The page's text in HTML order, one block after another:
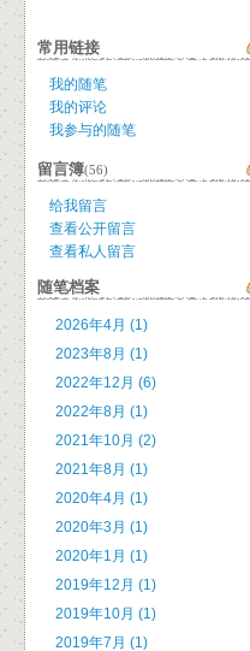
常用链接
我的随笔
我的评论
我参与的随笔
留言簿(56)
给我留言
查看公开留言
查看私人留言
随笔档案
2026年4月 (1)
2023年8月 (1)
2022年12月 (6)
2022年8月 (1)
2021年10月 (2)
2021年8月 (1)
2020年4月 (1)
2020年3月 (1)
2020年1月 (1)
2019年12月 (1)
2019年10月 (1)
2019年7月 (1)